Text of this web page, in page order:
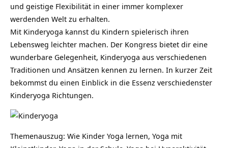
und geistige Flexibilität in einer immer komplexer
werdenden Welt zu erhalten.
Mit Kinderyoga kannst du Kindern spielerisch ihren
Lebensweg leichter machen. Der Kongress bietet dir eine
wunderbare Gelegenheit, Kinderyoga aus verschiedenen
Traditionen und Ansätzen kennen zu lernen. In kurzer Zeit
bekommst du einen Einblick in die Essenz verschiedenster
Kinderyoga Richtungen.
Themenauszug: Wie Kinder Yoga lernen, Yoga mit